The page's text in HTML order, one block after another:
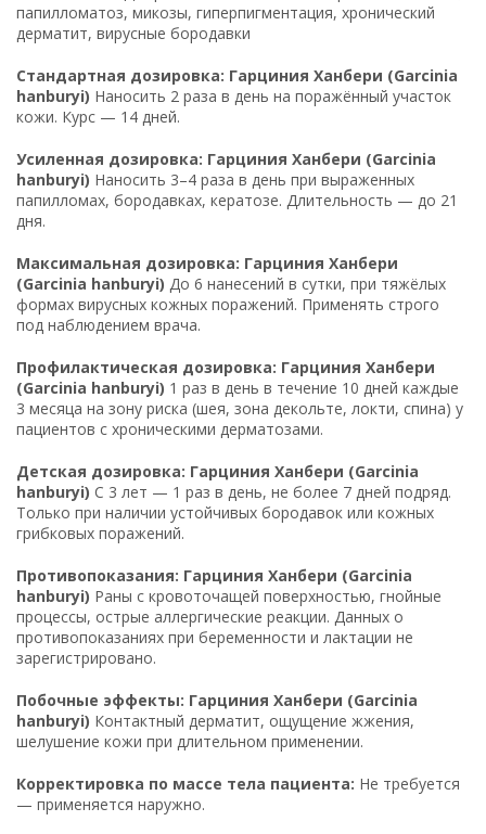
папилломатоз, микозы, гиперпигментация, хронический
дерматит, вирусные бородавки
Стандартная дозировка: Гарциния Ханбери (Garcinia
hanburyi) Наносить 2 раза в день на поражённый участок
кожи. Курс — 14 дней.
Усиленная дозировка: Гарциния Ханбери (Garcinia
hanburyi) Наносить 3–4 раза в день при выраженных
папилломах, бородавках, кератозе. Длительность — до 21
дня.
Максимальная дозировка: Гарциния Ханбери
(Garcinia hanburyi) До 6 нанесений в сутки, при тяжёлых
формах вирусных кожных поражений. Применять строго
под наблюдением врача.
Профилактическая дозировка: Гарциния Ханбери
(Garcinia hanburyi) 1 раз в день в течение 10 дней каждые
3 месяца на зону риска (шея, зона декольте, локти, спина) у
пациентов с хроническими дерматозами.
Детская дозировка: Гарциния Ханбери (Garcinia
hanburyi) С 3 лет — 1 раз в день, не более 7 дней подряд.
Только при наличии устойчивых бородавок или кожных
грибковых поражений.
Противопоказания: Гарциния Ханбери (Garcinia
hanburyi) Раны с кровоточащей поверхностью, гнойные
процессы, острые аллергические реакции. Данных о
противопоказаниях при беременности и лактации не
зарегистрировано.
Побочные эффекты: Гарциния Ханбери (Garcinia
hanburyi) Контактный дерматит, ощущение жжения,
шелушение кожи при длительном применении.
Корректировка по массе тела пациента: Не требуется
— применяется наружно.